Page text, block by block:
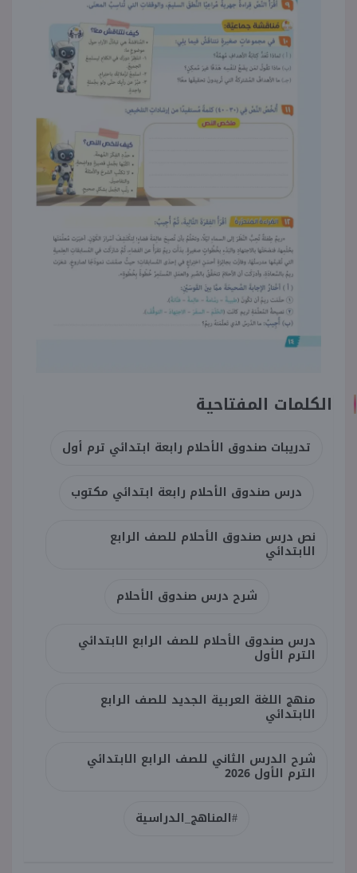
الكلمات المفتاحية
تدريبات صندوق الأحلام رابعة ابتدائي ترم أول
درس صندوق الأحلام رابعة ابتدائي مكتوب
نص درس صندوق الأحلام للصف الرابع
الابتدائي
شرح درس صندوق الأحلام
درس صندوق الأحلام للصف الرابع الابتدائي
الترم الأول
منهج اللغة العربية الجديد للصف الرابع
الابتدائي
شرح الدرس الثاني للصف الرابع الابتدائي
الترم الأول 2026
#المناهج_الدراسية